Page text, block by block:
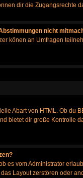
dir die Zugangsrechte
nicht
könen an Umfragen
Abart von HTML. Ob du
bietet dir große Kontrolle
es vom Administrator
Layout zerstören oder